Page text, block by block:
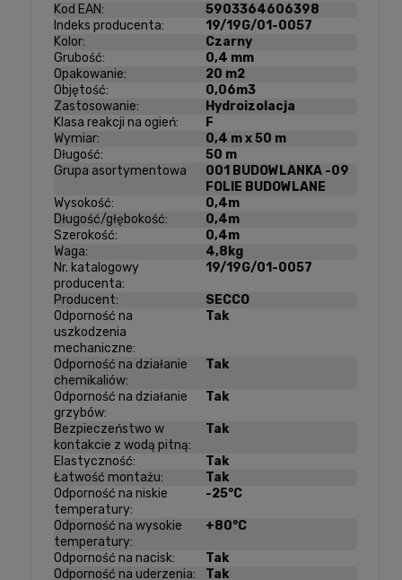
Kod EAN:
5903364606398
Indeks producenta:
19/19G/01-0057
Kolor:
Czarny
Grubość:
0,4 mm
Opakowanie:
20 m2
Objętość:
0,06m3
Zastosowanie:
Hydroizolacja
Klasa reakcji na ogień:
F
Wymiar:
0,4 m x 50 m
Długość:
50 m
Grupa asortymentowa
001 BUDOWLANKA -09
FOLIE BUDOWLANE
Wysokość:
0,4m
Długość/głębokość:
0,4m
Szerokość:
0,4m
Waga:
4,8kg
Nr. katalogowy
producenta:
19/19G/01-0057
Producent:
SECCO
Odporność na
uszkodzenia
mechaniczne:
Tak
Odporność na działanie
chemikaliów:
Tak
Odporność na działanie
grzybów:
Tak
Bezpieczeństwo w
kontakcie z wodą pitną:
Tak
Elastyczność:
Tak
Łatwość montażu:
Tak
Odporność na niskie
temperatury:
-25°C
Odporność na wysokie
temperatury:
+80°C
Odporność na nacisk:
Tak
Odporność na uderzenia:
Tak